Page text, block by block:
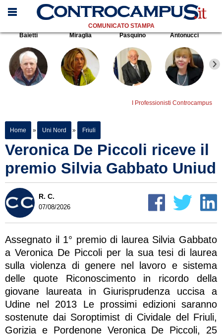
COMUNICATO STAMPA
Baietti
Miraglia Pasquino Antonucci
I Professionisti Controcampus
Home » Uni Nord » Friuli
Veronica De Piccoli riceve il
premio Silvia Gabbato Uniud
R. C.
07/08/2026
Assegnato il 1° premio di laurea Silvia Gabbato
a Veronica De Piccoli per la sua tesi di laurea
sulla violenza di genere nel lavoro e sistema
delle quote Riconoscimento in ricordo della
giovane laureata in Giurisprudenza uccisa a
Udine nel 2013 Le prossimi edizioni saranno
sostenute dai Soroptimist di Cividale del Friuli,
Gorizia e Pordenone Veronica De Piccoli, 25